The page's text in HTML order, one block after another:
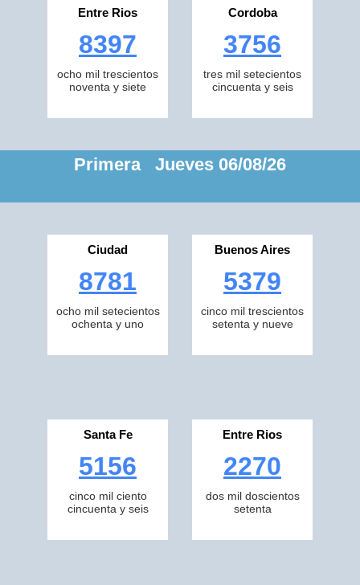
Entre Rios
8397
ocho mil trescientos
noventa y siete
Cordoba
3756
tres mil setecientos
cincuenta y seis
Primera Jueves 06/08/26
Ciudad
8781
ocho mil setecientos
ochenta y uno
Buenos Aires
5379
cinco mil trescientos
setenta y nueve
Santa Fe
5156
cinco mil ciento
cincuenta y seis
Entre Rios
2270
dos mil doscientos
setenta